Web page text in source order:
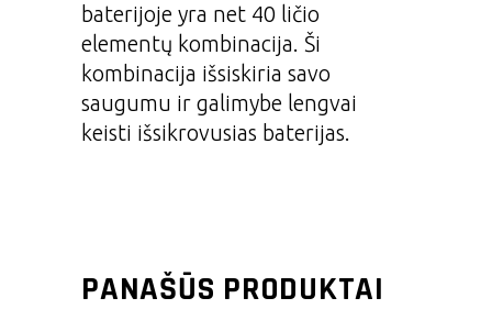
baterijoje yra net 40 ličio
elementų kombinacija. Ši
kombinacija išsiskiria savo
saugumu ir galimybe lengvai
keisti išsikrovusias baterijas.
PANAŠŪS PRODUKTAI